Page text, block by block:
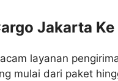
Jakarta
layanan
mulai dari paket